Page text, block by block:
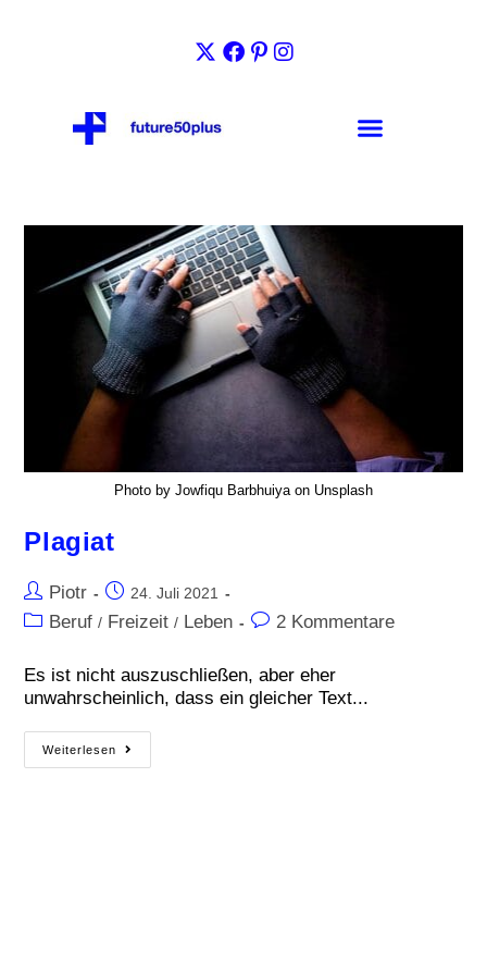
Photo by Jowfiqu Barbhuiya on Unsplash
Plagiat
Piotr 24. Juli 2021
Beruf / Freizeit / Leben 2 Kommentare
Es ist nicht auszuschließen, aber eher
unwahrscheinlich, dass ein gleicher Text...
Weiterlesen